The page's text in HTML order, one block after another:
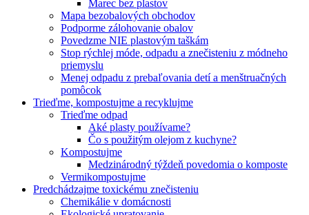
Marec bez plastov
Mapa bezobalových obchodov
Podporme zálohovanie obalov
Povedzme NIE plastovým taškám
Stop rýchlej móde, odpadu a znečisteniu z módneho
priemyslu
Menej odpadu z prebaľovania detí a menštruačných
pomôcok
Trieďme, kompostujme a recyklujme
Trieďme odpad
Aké plasty používame?
Čo s použitým olejom z kuchyne?
Kompostujme
Medzinárodný týždeň povedomia o komposte
Vermikompostujme
Predchádzajme toxickému znečisteniu
Chemikálie v domácnosti